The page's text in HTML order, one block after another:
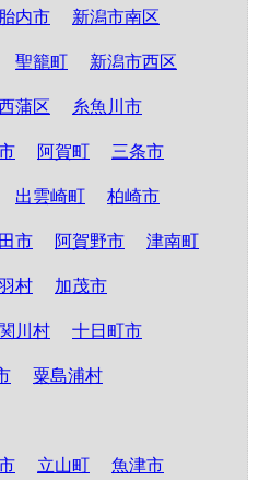
胎内市 新潟市南区
聖籠町 新潟市西区
蒲区 糸魚川市
阿賀町 三条市
出雲崎町 柏崎市
市 阿賀野市 津南町
村 加茂市
関川村 十日町市
粟島浦村
立山町 魚津市